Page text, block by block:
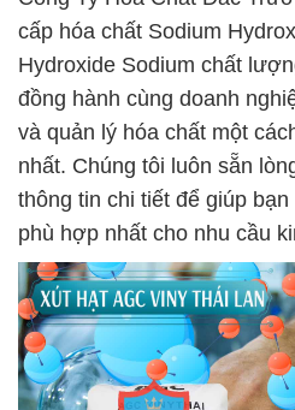
cấp hóa chất Sodium
Hydroxide Sodium chất
đồng hành cùng doanh
và quản lý hóa chất một
nhất. Chúng tôi luôn sẵn
thông tin chi tiết để giúp
phù hợp nhất cho nhu cầu